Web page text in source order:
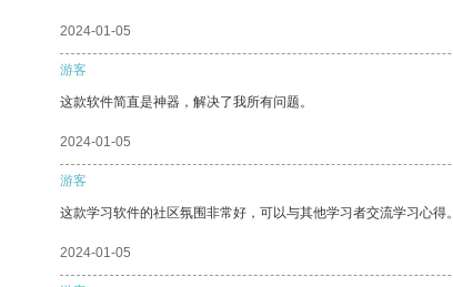
2024-01-05
游客
这款软件简直是神器，解决了我所有问题。
2024-01-05
游客
这款学习软件的社区氛围非常好，可以与其他学习者交流学习心得。
2024-01-05